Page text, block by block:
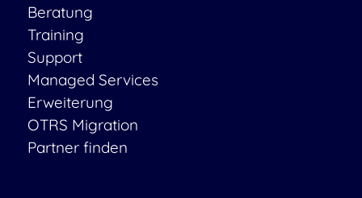
Beratung
Training
Support
Managed Services
Erweiterung
OTRS Migration
Partner finden